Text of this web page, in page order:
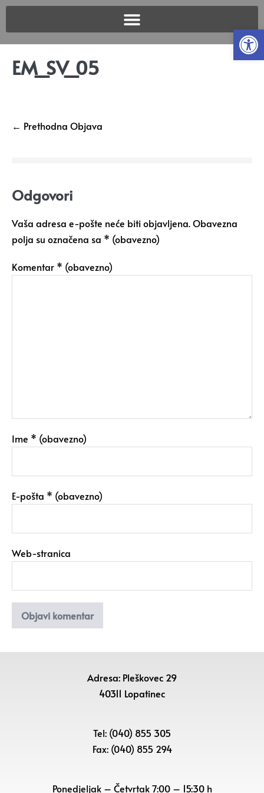
EM_SV_05
← Prethodna Objava
Odgovori
Vaša adresa e-pošte neće biti objavljena.Obavezna
polja su označena sa * (obavezno)
Komentar * (obavezno)
Ime * (obavezno)
E-pošta * (obavezno)
Web-stranica
Adresa: Pleškovec 29
40311 Lopatinec
Tel: (040) 855 305
Fax: (040) 855 294
Ponedjeljak – Četvrtak 7:00 – 15:30 h